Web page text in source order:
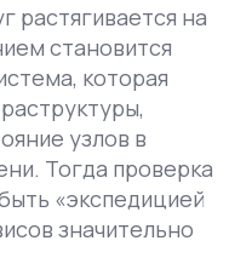
растягивается на
становится
которая
узлов в
Тогда проверка
«экспедицией
значительно